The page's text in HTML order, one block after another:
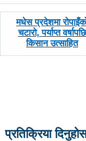
पछिल्लाे
-
मधेस प्रदेशमा
चटारो, पर्याप्त वर्षापछि
किसान उत्साहित
प्रतिक्रिया